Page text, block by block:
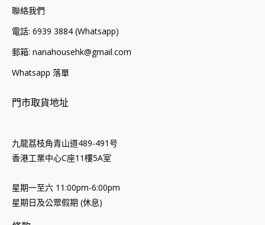
聯絡我們
電話: 6939 3884 (Whatsapp)
郵箱: nanahousehk@gmail.com
Whatsapp 落單
門市取貨地址
九龍荔枝角青山道489-491号
香港工業中心C座11樓5A室
星期一至六 11:00pm-6:00pm
星期日及公眾假期 (休息)